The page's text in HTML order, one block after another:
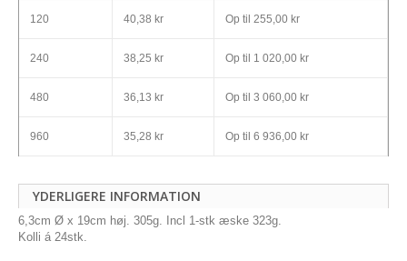
120 40,38 kr Op til 255,00 kr
240 38,25 kr Op til 1 020,00 kr
480 36,13 kr Op til 3 060,00 kr
960 35,28 kr Op til 6 936,00 kr
YDERLIGERE INFORMATION
6,3cm Ø x 19cm høj. 305g. Incl 1-stk æske 323g.
Kolli á 24stk.